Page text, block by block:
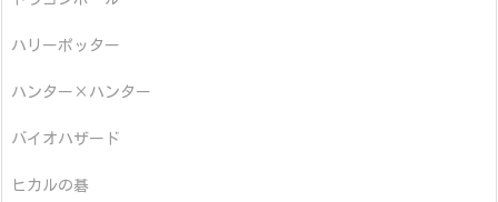
ハリーポッター
ハンター×ハンター
バイオハザード
ヒカルの碁